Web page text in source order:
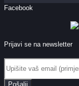
Facebook
Prijavi se na newsletter